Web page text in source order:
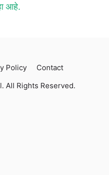
आहे.
Policy
Contact
All Rights Reserved.